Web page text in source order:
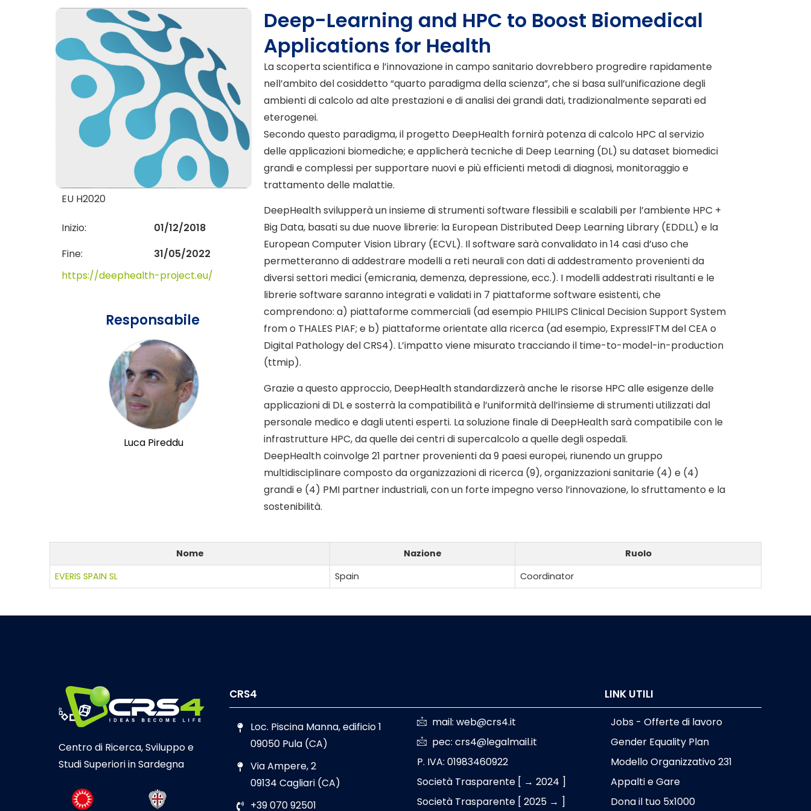
EU H2020
Inizio:
01/12/2018
Fine:
31/05/2022
https://deephealth-project.eu/
Responsabile
Luca Pireddu
Deep-Learning and HPC to Boost Biomedical
Applications for Health
La scoperta scientifica e l’innovazione in campo sanitario dovrebbero progredire rapidamente
nell’ambito del cosiddetto “quarto paradigma della scienza”, che si basa sull’unificazione degli
ambienti di calcolo ad alte prestazioni e di analisi dei grandi dati, tradizionalmente separati ed
eterogenei.
Secondo questo paradigma, il progetto DeepHealth fornirà potenza di calcolo HPC al servizio
delle applicazioni biomediche; e applicherà tecniche di Deep Learning (DL) su dataset biomedici
grandi e complessi per supportare nuovi e più efficienti metodi di diagnosi, monitoraggio e
trattamento delle malattie.
DeepHealth svilupperà un insieme di strumenti software flessibili e scalabili per l’ambiente HPC +
Big Data, basati su due nuove librerie: la European Distributed Deep Learning Library (EDDLL) e la
European Computer Vision Library (ECVL). Il software sarà convalidato in 14 casi d’uso che
permetteranno di addestrare modelli a reti neurali con dati di addestramento provenienti da
diversi settori medici (emicrania, demenza, depressione, ecc.). I modelli addestrati risultanti e le
librerie software saranno integrati e validati in 7 piattaforme software esistenti, che
comprendono: a) piattaforme commerciali (ad esempio PHILIPS Clinical Decision Support System
from o THALES PIAF; e b) piattaforme orientate alla ricerca (ad esempio, ExpressIFTM del CEA o
Digital Pathology del CRS4). L’impatto viene misurato tracciando il time-to-model-in-production
(ttmip).
Grazie a questo approccio, DeepHealth standardizzerà anche le risorse HPC alle esigenze delle
applicazioni di DL e sosterrà la compatibilità e l’uniformità dell’insieme di strumenti utilizzati dal
personale medico e dagli utenti esperti. La soluzione finale di DeepHealth sarà compatibile con le
infrastrutture HPC, da quelle dei centri di supercalcolo a quelle degli ospedali.
DeepHealth coinvolge 21 partner provenienti da 9 paesi europei, riunendo un gruppo
multidisciplinare composto da organizzazioni di ricerca (9), organizzazioni sanitarie (4) e (4)
grandi e (4) PMI partner industriali, con un forte impegno verso l’innovazione, lo sfruttamento e la
sostenibilità.
Nome Nazione
Ruolo
EVERIS SPAIN SL
Spain Coordinator
Centro di Ricerca, Sviluppo e
Studi Superiori in Sardegna
CRS4
Loc. Piscina Manna, edificio 1
09050 Pula (CA)
Via Ampere, 2
09134 Cagliari (CA)
+39 070 92501
mail: web@crs4.it
pec: crs4@legalmail.it
P. IVA: 01983460922
Società Trasparente [ → 2024 ]
Società Trasparente [ 2025 → ]
LINK UTILI
Jobs - Offerte di lavoro
Gender Equality Plan
Modello Organizzativo 231
Appalti e Gare
Dona il tuo 5x1000